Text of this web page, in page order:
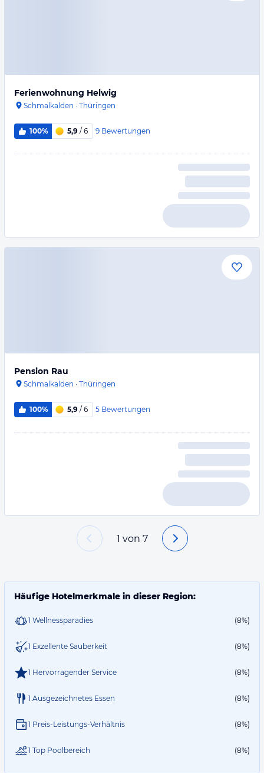
Ferienwohnung Helwig
Schmalkalden · Thüringen
100% 5,9 / 6 9 Bewertungen
Pension Rau
Schmalkalden · Thüringen
100% 5,9 / 6 5 Bewertungen
1 von 7
Häufige Hotelmerkmale in dieser Region:
1 Wellnessparadies (8%)
1 Exzellente Sauberkeit (8%)
1 Hervorragender Service (8%)
1 Ausgezeichnetes Essen (8%)
1 Preis-Leistungs-Verhältnis (8%)
1 Top Poolbereich (8%)